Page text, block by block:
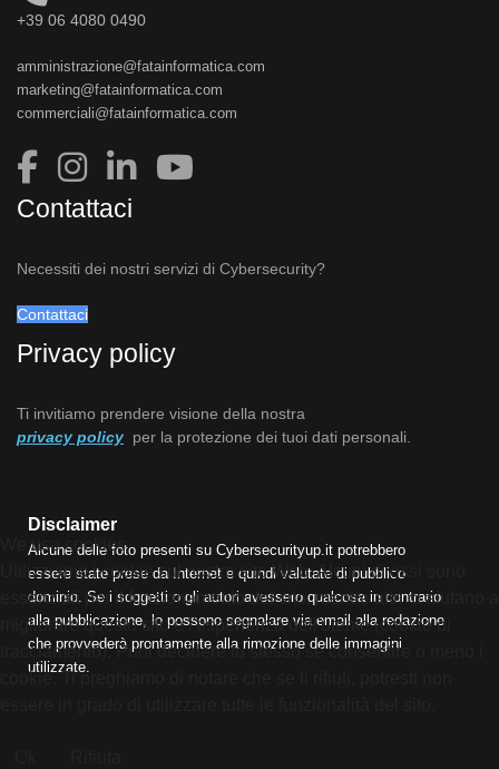
+39 06 4080 0490
amministrazione@fatainformatica.com
marketing@fatainformatica.com
commerciali@fatainformatica.com
Contattaci
Necessiti dei nostri servizi di Cybersecurity?
Contattaci
Privacy policy
Ti invitiamo prendere visione della nostra
privacy policy per la protezione dei tuoi dati personali.
Disclaimer
Alcune delle foto presenti su Cybersecurityup.it potrebbero
essere state prese da Internet e quindi valutate di pubblico
dominio. Se i soggetti o gli autori avessero qualcosa in contrario
alla pubblicazione, lo possono segnalare via email alla redazione
che provvederà prontamente alla rimozione delle immagini
utilizzate.
We use cookies
Utilizziamo i cookie sul nostro sito Web. Alcuni di essi sono
essenziali per il funzionamento del sito, mentre altri ci aiutano a
migliorare questo sito e l'esperienza dell'utente (cookie di
tracciamento). Puoi decidere tu stesso se consentire o meno i
cookie. Ti preghiamo di notare che se li rifiuti, potresti non